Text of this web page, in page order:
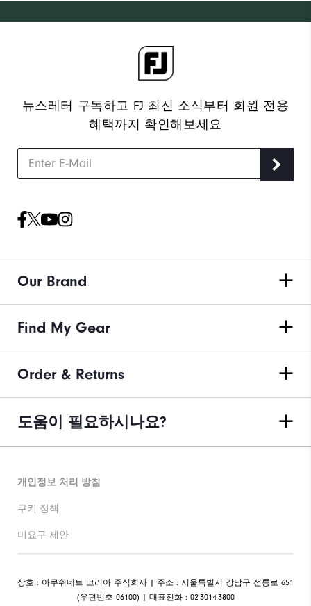
뉴스레터 구독하고 FJ 최신 소식부터 회원 전용
혜택까지 확인해보세요
Our Brand
Find My Gear
Order & Returns
도움이 필요하시나요?
개인정보 처리 방침
쿠키 정책
미요구 제안
상호 : 아쿠쉬네트 코리아 주식회사 | 주소 : 서울특별시 강남구 선릉로 651
(우편번호 06100) | 대표전화 : 02-3014-3800